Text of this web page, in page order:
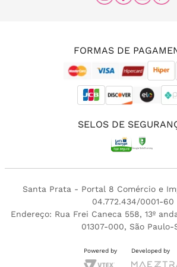
FORMAS DE
SELOS DE
Santa Prata - Portal 8 Comércio e
04.772.434/0001-60
Endereço: Rua Frei Caneca 558, 13º
01307-000, São Paulo-
Powered by Developed by